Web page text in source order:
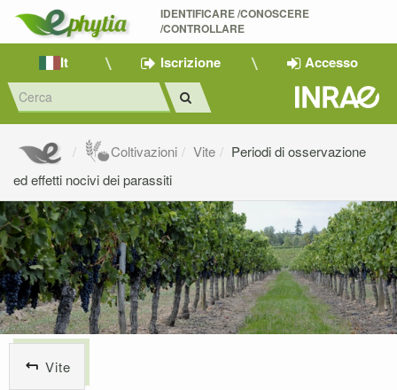
IDENTIFICARE /CONOSCERE
/CONTROLLARE
It Iscrizione Accesso
Coltivazioni Vite
Periodi di osservazione
ed effetti nocivi dei parassiti
Vite